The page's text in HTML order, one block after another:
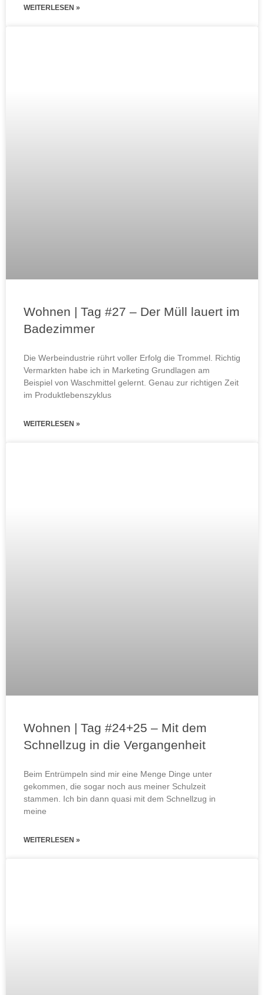
WEITERLESEN »
Wohnen | Tag #27 – Der Müll lauert im
Badezimmer
Die Werbeindustrie rührt voller Erfolg die Trommel. Richtig
Vermarkten habe ich in Marketing Grundlagen am
Beispiel von Waschmittel gelernt. Genau zur richtigen Zeit
im Produktlebenszyklus
WEITERLESEN »
Wohnen | Tag #24+25 – Mit dem
Schnellzug in die Vergangenheit
Beim Entrümpeln sind mir eine Menge Dinge unter
gekommen, die sogar noch aus meiner Schulzeit
stammen. Ich bin dann quasi mit dem Schnellzug in
meine
WEITERLESEN »